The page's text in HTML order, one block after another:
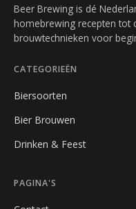
Beer Brewing is dé
homebrewing recepten tot
brouwtechnieken voor
CATEGORIEËN
Biersoorten
Bier Brouwen
Drinken & Feest
PAGINA'S